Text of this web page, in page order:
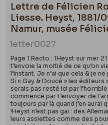
Lettre de Félicien
Liesse. Heyst, 1881/
Namur, musée
letter0027
Page 1 Recto : 1Heyst sur mer
t’envoie la moitié de ce qu’on
l’instant. Je n’ai que cela & je
Si « Gay & Doucé » les éditeurs
serais pas resté ici par l’horrible
commencé par t’envoyer de
toujours par là quand j’en aurai
!Heyst n’est pas gai : des
leurs assiettes comme des